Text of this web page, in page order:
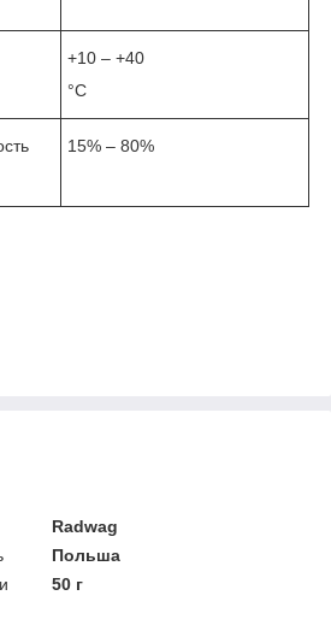
+10 – +40
°C
15% – 80%
Radwag
Польша
50 г